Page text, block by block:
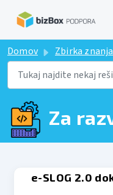
Domov Zbirka znanja
Za
e-SLOG 2.0